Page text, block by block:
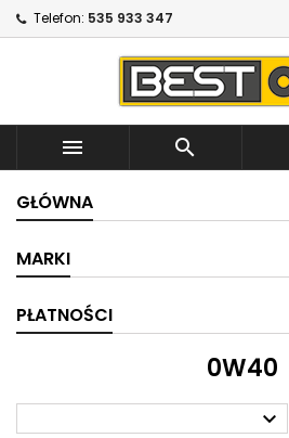
Telefon: 535 933 347
 
GŁÓWNA
MARKI
PŁATNOŚCI
0W40
